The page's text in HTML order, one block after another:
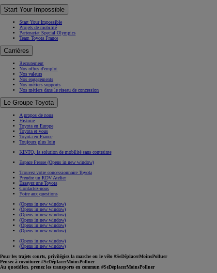
Start Your Impossible
Start Your Impossible
Projets de mobilité
Partenariat Special Olympics
Team Toyota France
Carrières
Recrutement
Nos offres d'emploi
Nos valeurs
Nos engagements
Nos métiers supports
Nos métiers dans le réseau de concession
Le Groupe Toyota
A propos de nous
Histoire
Toyota en Europe
Toyota et vous
Toyota en France
Toujours plus loin
KINTO, la solution de mobilité sans contrainte
Espace Presse (Opens in new window)
Trouvez votre concessionnaire Toyota
Prendre un RDV Atelier
Essayez une Toyota
Contactez-nous
Foire aux questions
(Opens in new window)
(Opens in new window)
(Opens in new window)
(Opens in new window)
(Opens in new window)
(Opens in new window)
(Opens in new window)
(Opens in new window)
Pour les trajets courts, privilégiez la marche ou le vélo #SeDéplacerMoinsPolluer
Pensez à covoiturer #SeDéplacerMoinsPolluer
Au quotidien, prenez les transports en commun #SeDéplacerMoinsPolluer